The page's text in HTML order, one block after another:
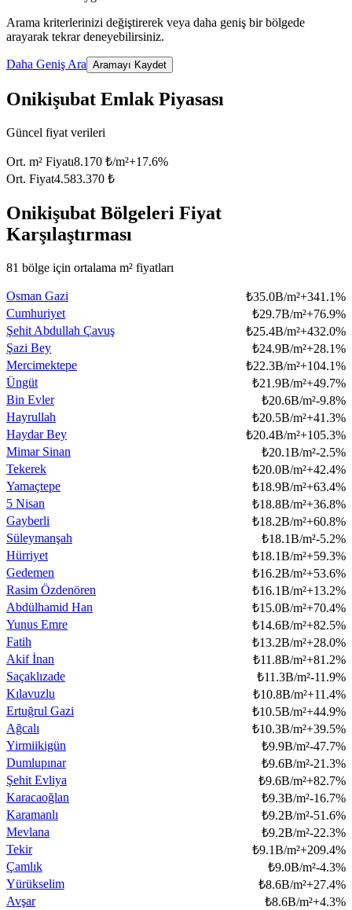
Arama kriterlerinizi değiştirerek veya daha geniş bir bölgede
arayarak tekrar deneyebilirsiniz.
Daha Geniş Ara Aramayı Kaydet
Onikişubat Emlak Piyasası
Güncel fiyat verileri
Ort. m² Fiyatı8.170 ₺/m²+17.6%
Ort. Fiyat4.583.370 ₺
Onikişubat Bölgeleri Fiyat
Karşılaştırması
81 bölge için ortalama m² fiyatları
Osman Gazi ₺35.0B/m²+341.1%
Cumhuriyet
₺29.7B/m²+76.9%
Şehit Abdullah Çavuş
₺25.4B/m²+432.0%
Şazi Bey
₺24.9B/m²+28.1%
Mercimektepe
₺22.3B/m²+104.1%
Üngüt
₺21.9B/m²+49.7%
Bin Evler
₺20.6B/m²-9.8%
Hayrullah
₺20.5B/m²+41.3%
Haydar Bey
₺20.4B/m²+105.3%
Mimar Sinan
₺20.1B/m²-2.5%
Tekerek
₺20.0B/m²+42.4%
Yamaçtepe
₺18.9B/m²+63.4%
5 Nisan
₺18.8B/m²+36.8%
Gayberli
₺18.2B/m²+60.8%
Süleymanşah
₺18.1B/m²-5.2%
Hürriyet
₺18.1B/m²+59.3%
Gedemen
₺16.2B/m²+53.6%
Rasim Özdenören
₺16.1B/m²+13.2%
Abdülhamid Han
₺15.0B/m²+70.4%
Yunus Emre
₺14.6B/m²+82.5%
Fatih
₺13.2B/m²+28.0%
Akif İnan
₺11.8B/m²+81.2%
Saçaklızade
₺11.3B/m²-11.9%
Kılavuzlu
₺10.8B/m²+11.4%
Ertuğrul Gazi
₺10.5B/m²+44.9%
Ağcalı
₺10.3B/m²+39.5%
Yirmiikigün
₺9.9B/m²-47.7%
Dumlupınar
₺9.6B/m²-21.3%
Şehit Evliya
₺9.6B/m²+82.7%
Karacaoğlan
₺9.3B/m²-16.7%
Karamanlı
₺9.2B/m²-51.6%
Mevlana
₺9.2B/m²-22.3%
Tekir
₺9.1B/m²+209.4%
Çamlık
₺9.0B/m²-4.3%
Yürükselim
₺8.6B/m²+27.4%
Avşar
₺8.6B/m²+4.3%